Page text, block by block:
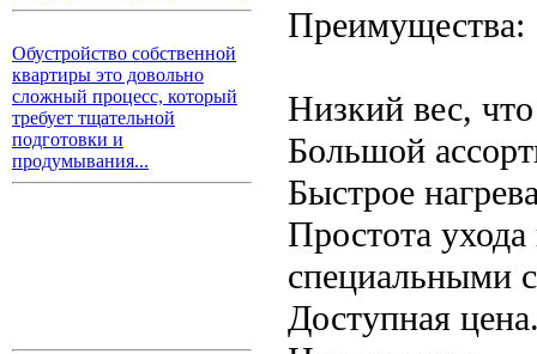
Обустройство собственной
квартиры это довольно
сложный процесс, который
требует тщательной
подготовки и
продумывания...
Преимущества:
Низкий вес,
Большой
Быстрое
Простота
специальными
Доступная